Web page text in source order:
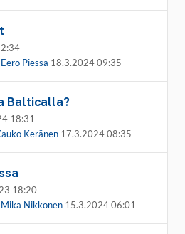
Eero Piessa 18.3.2024 09:35
Balticalla?
18:31
Keränen 17.3.2024 08:35
18:20
Mika Nikkonen 15.3.2024 06:01